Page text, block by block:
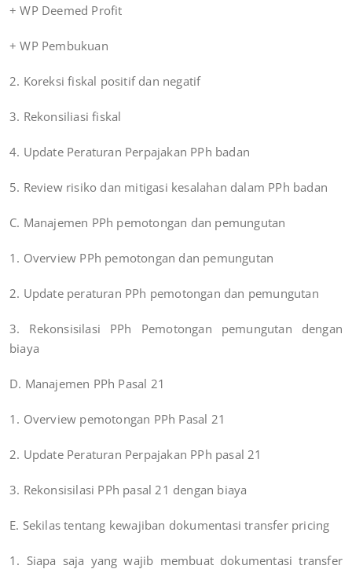
+ WP Deemed Profit
+ WP Pembukuan
2. Koreksi fiskal positif dan negatif
3. Rekonsiliasi fiskal
4. Update Peraturan Perpajakan PPh badan
5. Review risiko dan mitigasi kesalahan dalam PPh badan
C. Manajemen PPh pemotongan dan pemungutan
1. Overview PPh pemotongan dan pemungutan
2. Update peraturan PPh pemotongan dan pemungutan
3. Rekonsisilasi PPh Pemotongan pemungutan dengan
biaya
D. Manajemen PPh Pasal 21
1. Overview pemotongan PPh Pasal 21
2. Update Peraturan Perpajakan PPh pasal 21
3. Rekonsisilasi PPh pasal 21 dengan biaya
E. Sekilas tentang kewajiban dokumentasi transfer pricing
1. Siapa saja yang wajib membuat dokumentasi transfer